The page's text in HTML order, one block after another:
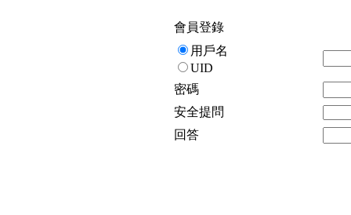
會員登錄
用戶名
UID
密碼
安全提問
回答